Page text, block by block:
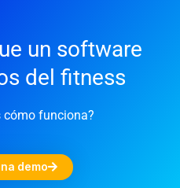
un software
del fitness
cómo funciona?
demo